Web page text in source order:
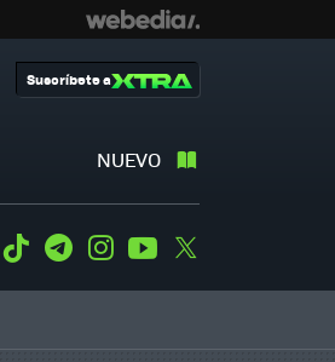
NUEVO
Suscríbete a
WhatsApp
Tiktok TelegramInstagramYoutube